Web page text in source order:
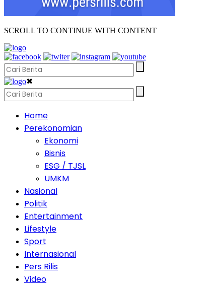
SCROLL TO CONTINUE WITH CONTENT
✖
Home
Perekonomian
Ekonomi
Bisnis
ESG / TJSL
UMKM
Nasional
Politik
Entertainment
Lifestyle
Sport
Internasional
Pers Rilis
Video